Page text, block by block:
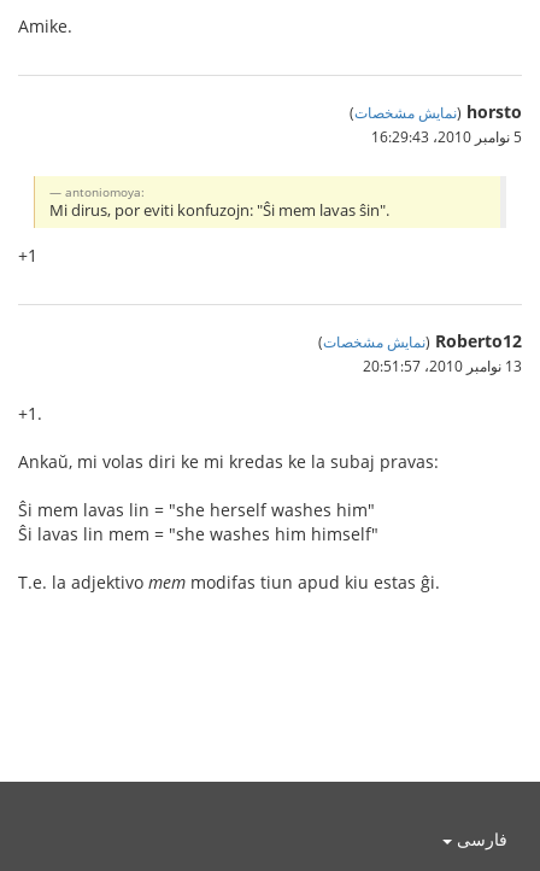
Amike.
horsto
(نمایش مشخصات)
5 نوامبر 2010،‏ 16:29:43
antoniomoya:
Mi dirus, por eviti konfuzojn: "Ŝi mem lavas ŝin".
+1
Roberto12
(نمایش مشخصات)
13 نوامبر 2010،‏ 20:51:57
+1.
Ankaŭ, mi volas diri ke mi kredas ke la subaj pravas:
Ŝi mem lavas lin = "she herself washes him"
Ŝi lavas lin mem = "she washes him himself"
T.e. la adjektivo mem modifas tiun apud kiu estas ĝi.
فارسی